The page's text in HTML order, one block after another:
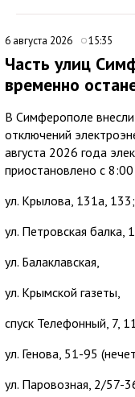
6 августа 2026 15:35
Часть улиц
временно
В Симферополе
отключений
августа 2026 года
приостановлено с
ул. Крылова, 131а, 133;
ул. Петровская
ул. Балаклавская,
ул. Крымской газеты,
спуск Телефонный, 7,
ул. Генова, 51-95
ул. Паровозная, 2/57-